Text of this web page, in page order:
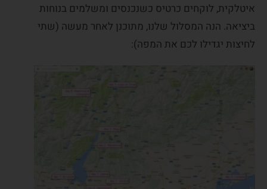
איטלקית, לוקחים כרטיס כשנכנסים ומשלמים בנוחות
ביציאה. הנה המסלול שלנו, מתוכנן לאחר מעשה (שתי
לחיצות יגדילו לכם את המפה):